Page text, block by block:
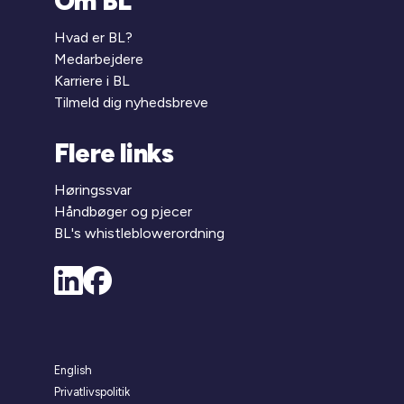
Hvad er BL?
Medarbejdere
Karriere i BL
Tilmeld dig nyhedsbreve
Flere links
Høringssvar
Håndbøger og pjecer
BL's whistleblowerordning
English
Privatlivspolitik